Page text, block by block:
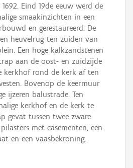
Eind 19de eeuw werd de
smaakinzichten in een
en gerestaureerd. De
heuvelrug ten zuiden van
Een hoge kalkzandstenen
aan de oost- en zuidzijde
kerkhof rond de kerk af ten
Bovenop de keermuur
ijzeren balustrade. Ten
kerkhof en de kerk te
gevat tussen twee zware
met casementen, een
en een vaasbekroning.